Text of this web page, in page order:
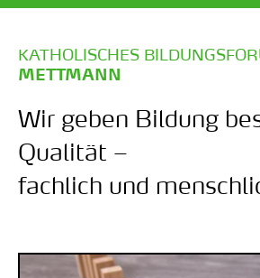
KATHOLISCHES
METTMANN
Wir geben Bildung
Qualität –
fachlich und